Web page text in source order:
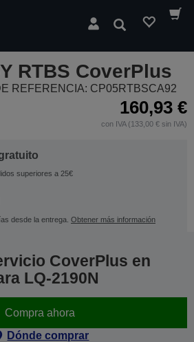
Buscar
RTBS CoverPlus
REFERENCIA: CP05RTBSCA92
160,93 €
con IVA (133,00 € sin IVA)
superiores a 25€
desde la entrega. Obtener más información
CoverPlus en
LQ-2190N
Compra ahora
Dónde comprar